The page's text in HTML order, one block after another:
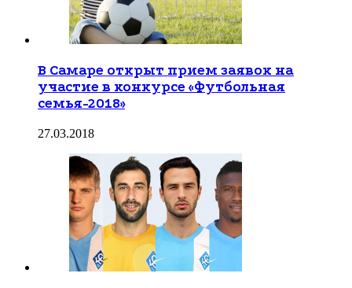
В Самаре открыт прием заявок на
участие в конкурсе «Футбольная
семья-2018»
27.03.2018